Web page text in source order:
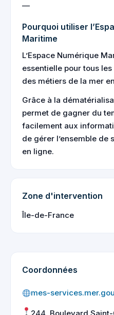
—
Pourquoi utiliser
Maritime
L’Espace Numérique
essentielle pour tous
des métiers de la mer
Grâce à la
permet de gagner du
facilement aux
de gérer l’ensemble de
en ligne.
Zone d'intervention
Île-de-France
Coordonnées
mes-